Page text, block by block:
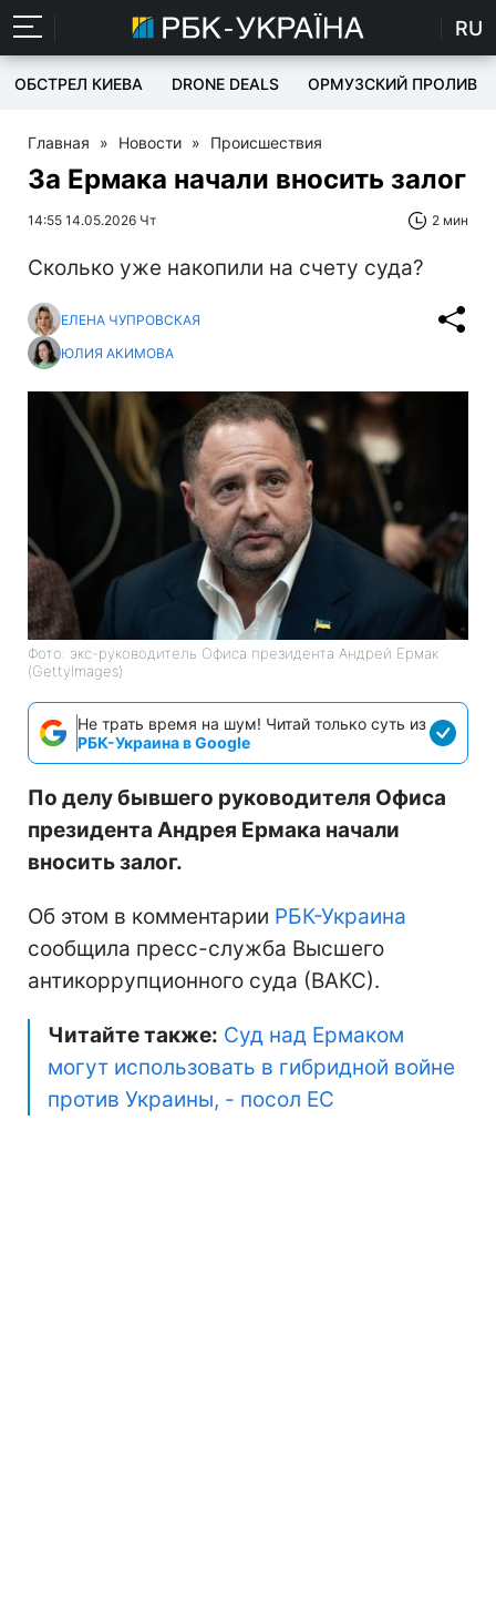
RU
ОБСТРЕЛ КИЕВА DRONE DEALS ОРМУЗСКИЙ ПРОЛИВ
Главная » Новости » Происшествия
За Ермака начали вносить залог
14:55 14.05.2026 Чт 2 мин
Сколько уже накопили на счету суда?
ЕЛЕНА ЧУПРОВСКАЯ
ЮЛИЯ АКИМОВА
Фото: экс-руководитель Офиса президента Андрей Ермак
(GettyImages)
Не трать время на шум! Читай только суть из
РБК-Украина в Google
По делу бывшего руководителя Офиса
президента Андрея Ермака начали
вносить залог.
Об этом в комментарии РБК-Украина
сообщила пресс-служба Высшего
антикоррупционного суда (ВАКС).
Читайте также: Суд над Ермаком
могут использовать в гибридной войне
против Украины, - посол ЕС